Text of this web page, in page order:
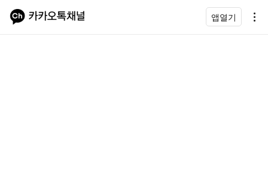
앱열기